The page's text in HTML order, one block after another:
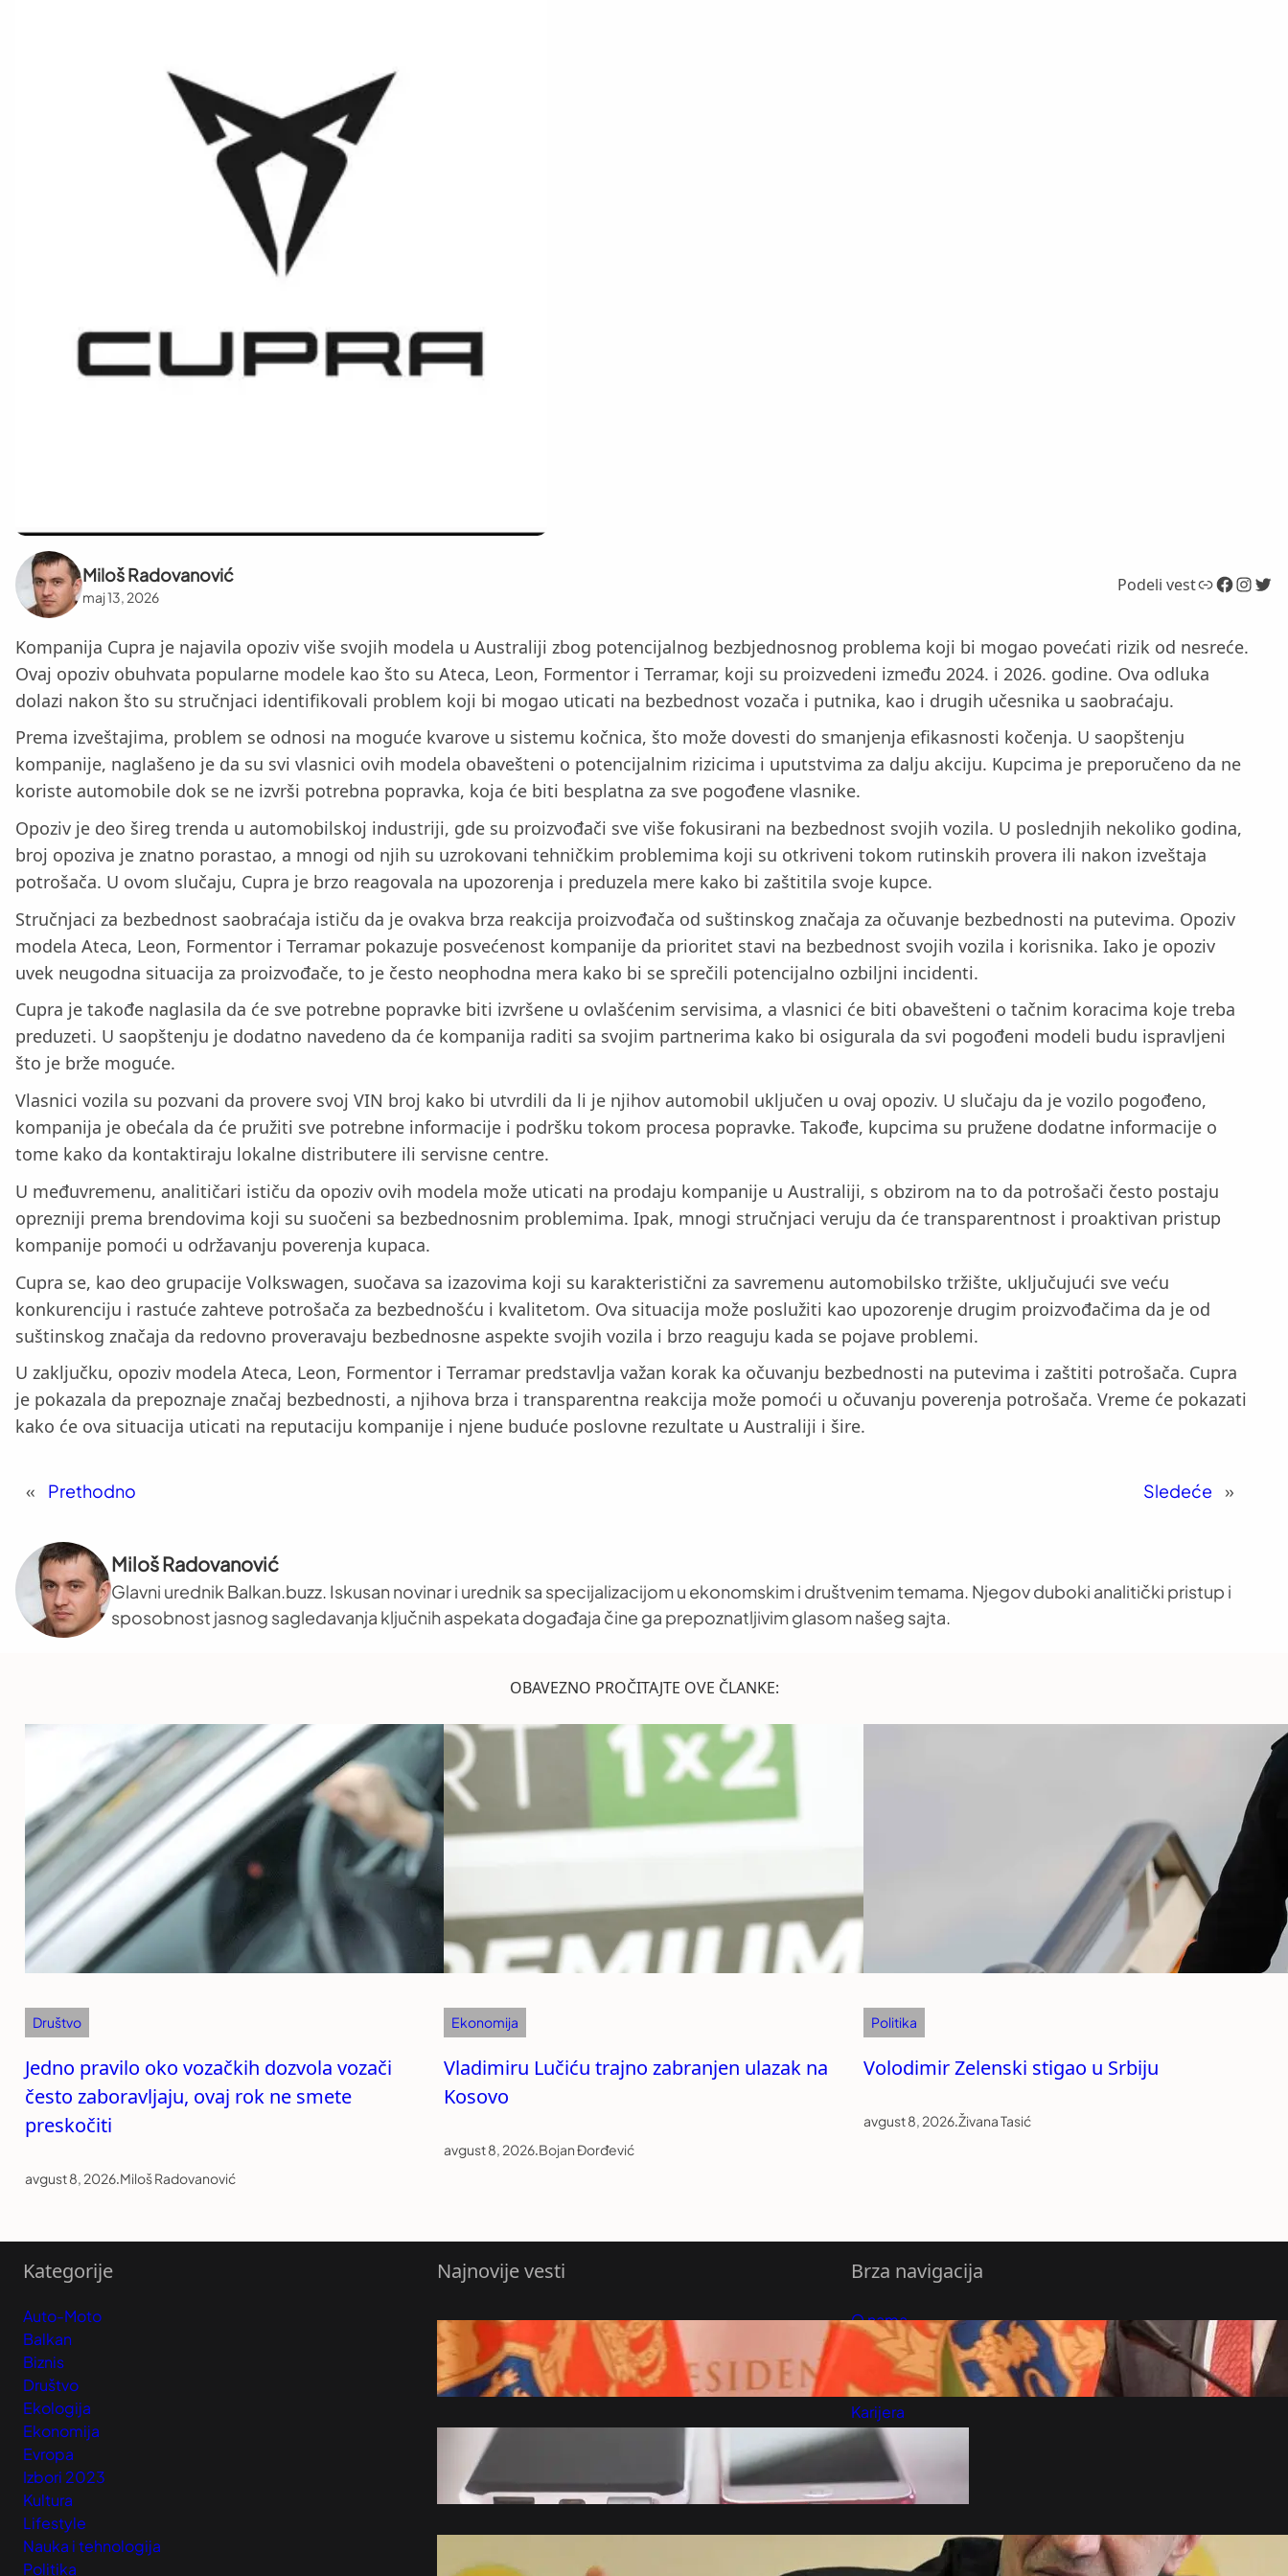
Miloš Radovanović
maj 13, 2026
Podeli vestLink Facebook InstagramTwitter
Kompanija Cupra je najavila opoziv više svojih modela u Australiji zbog potencijalnog bezbjednosnog problema koji bi mogao povećati rizik od nesreće.
Ovaj opoziv obuhvata popularne modele kao što su Ateca, Leon, Formentor i Terramar, koji su proizvedeni između 2024. i 2026. godine. Ova odluka
dolazi nakon što su stručnjaci identifikovali problem koji bi mogao uticati na bezbednost vozača i putnika, kao i drugih učesnika u saobraćaju.
Prema izveštajima, problem se odnosi na moguće kvarove u sistemu kočnica, što može dovesti do smanjenja efikasnosti kočenja. U saopštenju
kompanije, naglašeno je da su svi vlasnici ovih modela obavešteni o potencijalnim rizicima i uputstvima za dalju akciju. Kupcima je preporučeno da ne
koriste automobile dok se ne izvrši potrebna popravka, koja će biti besplatna za sve pogođene vlasnike.
Opoziv je deo šireg trenda u automobilskoj industriji, gde su proizvođači sve više fokusirani na bezbednost svojih vozila. U poslednjih nekoliko godina,
broj opoziva je znatno porastao, a mnogi od njih su uzrokovani tehničkim problemima koji su otkriveni tokom rutinskih provera ili nakon izveštaja
potrošača. U ovom slučaju, Cupra je brzo reagovala na upozorenja i preduzela mere kako bi zaštitila svoje kupce.
Stručnjaci za bezbednost saobraćaja ističu da je ovakva brza reakcija proizvođača od suštinskog značaja za očuvanje bezbednosti na putevima. Opoziv
modela Ateca, Leon, Formentor i Terramar pokazuje posvećenost kompanije da prioritet stavi na bezbednost svojih vozila i korisnika. Iako je opoziv
uvek neugodna situacija za proizvođače, to je često neophodna mera kako bi se sprečili potencijalno ozbiljni incidenti.
Cupra je takođe naglasila da će sve potrebne popravke biti izvršene u ovlašćenim servisima, a vlasnici će biti obavešteni o tačnim koracima koje treba
preduzeti. U saopštenju je dodatno navedeno da će kompanija raditi sa svojim partnerima kako bi osigurala da svi pogođeni modeli budu ispravljeni
što je brže moguće.
Vlasnici vozila su pozvani da provere svoj VIN broj kako bi utvrdili da li je njihov automobil uključen u ovaj opoziv. U slučaju da je vozilo pogođeno,
kompanija je obećala da će pružiti sve potrebne informacije i podršku tokom procesa popravke. Takođe, kupcima su pružene dodatne informacije o
tome kako da kontaktiraju lokalne distributere ili servisne centre.
U međuvremenu, analitičari ističu da opoziv ovih modela može uticati na prodaju kompanije u Australiji, s obzirom na to da potrošači često postaju
oprezniji prema brendovima koji su suočeni sa bezbednosnim problemima. Ipak, mnogi stručnjaci veruju da će transparentnost i proaktivan pristup
kompanije pomoći u održavanju poverenja kupaca.
Cupra se, kao deo grupacije Volkswagen, suočava sa izazovima koji su karakteristični za savremenu automobilsko tržište, uključujući sve veću
konkurenciju i rastuće zahteve potrošača za bezbednošću i kvalitetom. Ova situacija može poslužiti kao upozorenje drugim proizvođačima da je od
suštinskog značaja da redovno proveravaju bezbednosne aspekte svojih vozila i brzo reaguju kada se pojave problemi.
U zaključku, opoziv modela Ateca, Leon, Formentor i Terramar predstavlja važan korak ka očuvanju bezbednosti na putevima i zaštiti potrošača. Cupra
je pokazala da prepoznaje značaj bezbednosti, a njihova brza i transparentna reakcija može pomoći u očuvanju poverenja potrošača. Vreme će pokazati
kako će ova situacija uticati na reputaciju kompanije i njene buduće poslovne rezultate u Australiji i šire.
« Prethodno Sledeće »
Miloš Radovanović
Glavni urednik Balkan.buzz. Iskusan novinar i urednik sa specijalizacijom u ekonomskim i društvenim temama. Njegov duboki analitički pristup i
sposobnost jasnog sagledavanja ključnih aspekata događaja čine ga prepoznatljivim glasom našeg sajta.
OBAVEZNO PROČITAJTE OVE ČLANKE:
Društvo
Jedno pravilo oko vozačkih dozvola vozači
često zaboravljaju, ovaj rok ne smete
preskočiti
avgust 8, 2026.Miloš Radovanović
Ekonomija
Vladimiru Lučiću trajno zabranjen ulazak na
Kosovo
avgust 8, 2026.Bojan Đorđević
Politika
Volodimir Zelenski stigao u Srbiju
avgust 8, 2026.Živana Tasić
Kategorije
Auto-Moto
Balkan
Biznis
Društvo
Ekologija
Ekonomija
Evropa
Izbori 2023
Kultura
Lifestyle
Nauka i tehnologija
Politika
Najnovije vesti
Milatović pozvao da se pobede
crnogorske vojske ne koriste za političke
obračune – Region
avgust 8, 2026
Vraćaju li se baterije na telefonima koje
sami možete zamijeniti?
avgust 8, 2026
opstrukcija istine o smrti Vladimira
Brza navigacija
O nama
Predloži Vest
Pretplatite se na vesti
Karijera
Marketing
Kontakt